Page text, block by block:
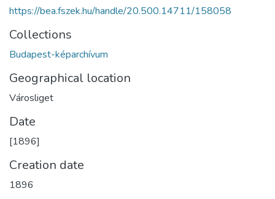
https://bea.fszek.hu/handle/20.500.14711/158058
Collections
Budapest-képarchívum
Geographical location
Városliget
Date
[1896]
Creation date
1896